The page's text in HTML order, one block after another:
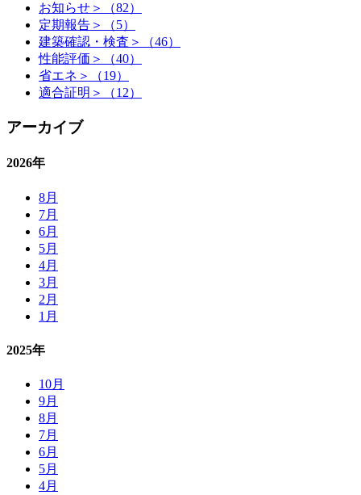
お知らせ＞（82）
定期報告＞（5）
建築確認・検査＞（46）
性能評価＞（40）
省エネ＞（19）
適合証明＞（12）
アーカイブ
2026年
8月
7月
6月
5月
4月
3月
2月
1月
2025年
10月
9月
8月
7月
6月
5月
4月